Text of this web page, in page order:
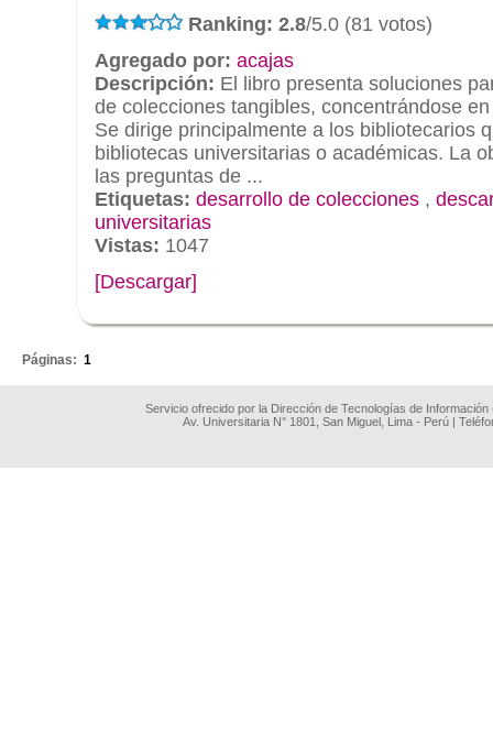
Ranking: 2.8/5.0 (81 votos)
Agregado por: acajas
Descripción: El libro presenta soluciones
de colecciones tangibles, concentrándose
Se dirige principalmente a los bibliotecarios
bibliotecas universitarias o académicas. La
las preguntas de ...
Etiquetas: desarrollo de colecciones ,
universitarias
Vistas: 1047
[Descargar]
Páginas: 1
Servicio ofrecido por la Dirección de Tecnologías de
Av. Universitaria N° 1801, San Miguel, Lima - Perú |